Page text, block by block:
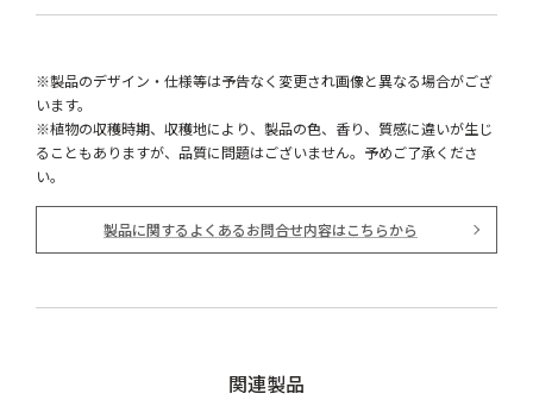
※製品のデザイン・仕様等は予告なく変更され画像と異なる場合がござ
います。
※植物の収穫時期、収穫地により、製品の色、香り、質感に違いが生じ
ることもありますが、品質に問題はございません。予めご了承くださ
い。
製品に関するよくあるお問合せ内容はこちらから
関連製品